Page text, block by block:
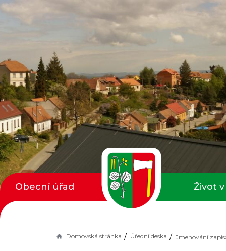
Domovská stránka Úřední deska
Obecní úřad Život